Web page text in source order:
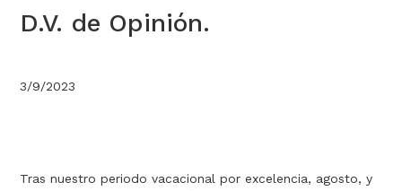
D.V. de Opinión.
3/9/2023
Tras nuestro periodo vacacional por excelencia, agosto, y